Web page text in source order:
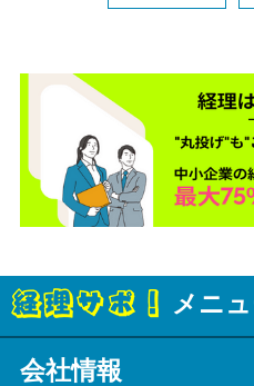
メニ
会社情報